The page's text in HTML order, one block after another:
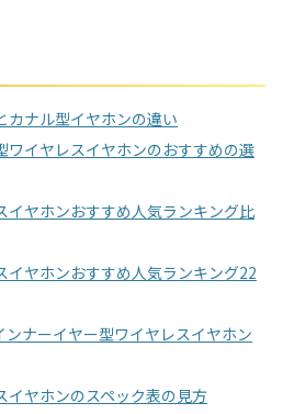
カナル型イヤホンの違い
ワイヤレスイヤホンのおすすめの選
イヤホンおすすめ人気ランキング比
イヤホンおすすめ人気ランキング22
ンナーイヤー型ワイヤレスイヤホン
イヤホンのスペック表の見方